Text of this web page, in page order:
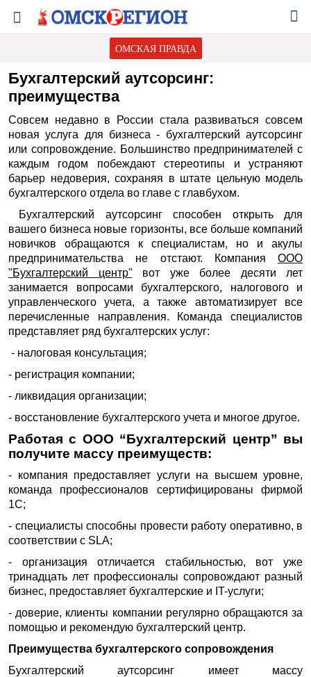
ОМСКАЯ ПРАВДА
Бухгалтерский аутсорсинг:
преимущества
Совсем недавно в России стала развиваться совсем
новая услуга для бизнеса - бухгалтерский аутсорсинг
или сопровождение. Большинство предпринимателей с
каждым годом побеждают стереотипы и устраняют
барьер недоверия, сохраняя в штате цельную модель
бухгалтерского отдела во главе с главбухом.
Бухгалтерский аутсорсинг способен открыть для
вашего бизнеса новые горизонты, все больше компаний
новичков обращаются к специалистам, но и акулы
предпринимательства не отстают. Компания ООО
"Бухгалтерский центр" вот уже более десяти лет
занимается вопросами бухгалтерского, налогового и
управленческого учета, а также автоматизирует все
перечисленные направления. Команда специалистов
представляет ряд бухгалтерских услуг:
- налоговая консультация;
- регистрация компании;
- ликвидация организации;
- восстановление бухгалтерского учета и многое другое.
Работая с ООО “Бухгалтерский центр” вы
получите массу преимуществ:
- компания предоставляет услуги на высшем уровне,
команда профессионалов сертифицированы фирмой
1С;
- специалисты способны провести работу оперативно, в
соответствии с SLA;
- организация отличается стабильностью, вот уже
тринадцать лет профессионалы сопровождают разный
бизнес, предоставляет бухгалтерские и IT-услуги;
- доверие, клиенты компании регулярно обращаются за
помощью и рекомендую бухгалтерский центр.
Преимущества бухгалтерского сопровождения
Бухгалтерский аутсорсинг имеет массу